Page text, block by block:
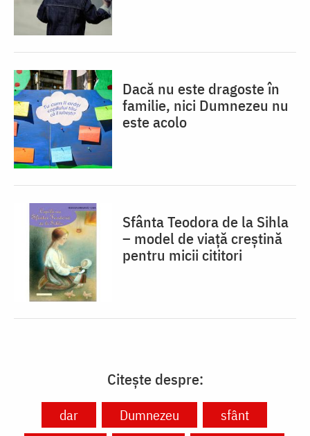
Dacă nu este dragoste în
familie, nici Dumnezeu nu
este acolo
Sfânta Teodora de la Sihla
– model de viaţă creştină
pentru micii cititori
Citește despre:
dar Dumnezeu
sfânt